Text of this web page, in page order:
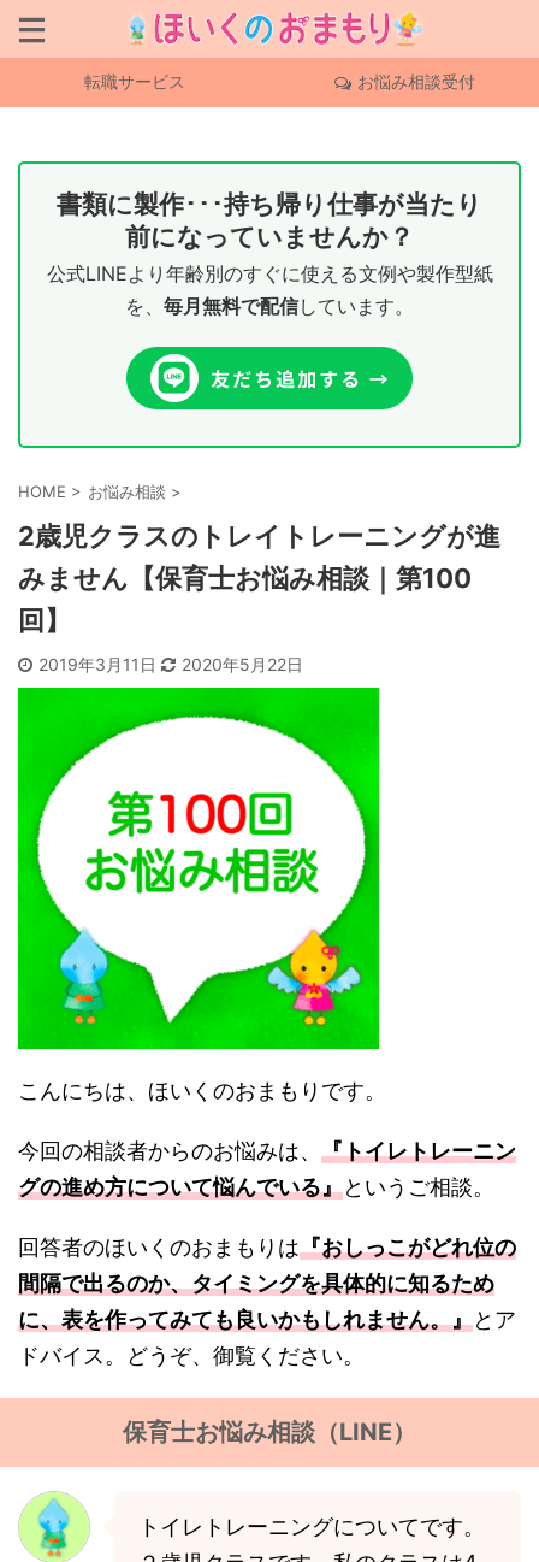
転職サービス お悩み相談受付
書類に製作･･･持ち帰り仕事が当たり
前になっていませんか？
公式LINEより年齢別のすぐに使える文例や製作型紙
を、 毎月無料で配信しています。
HOME > お悩み相談 >
2歳児クラスのトレイトレーニングが進
みません【保育士お悩み相談｜第100
回】
2019年3月11日 2020年5月22日
こんにちは、ほいくのおまもりです。
今回の相談者からのお悩みは、 『トイレトレーニン
グの進め方について悩んでいる』というご相談。
回答者のほいくのおまもりは『おしっこがどれ位の
間隔で出るのか、タイミングを具体的に知るため
に、表を作ってみても良いかもしれません。』とア
ドバイス。どうぞ、御覧ください。
保育士お悩み相談（LINE）
トイレトレーニングについてです。